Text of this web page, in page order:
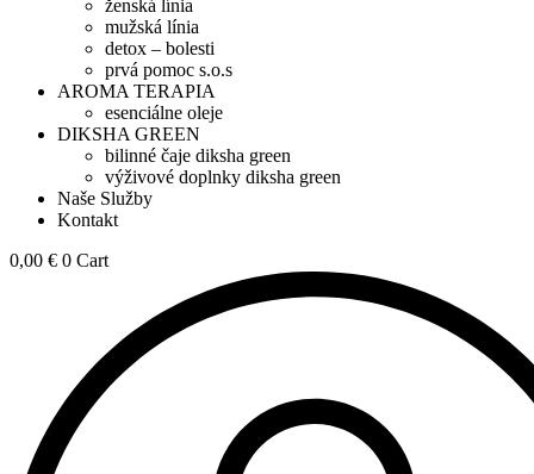
ženská línia
mužská línia
detox – bolesti
prvá pomoc s.o.s
AROMA TERAPIA
esenciálne oleje
DIKSHA GREEN
bilinné čaje diksha green
výživové doplnky diksha green
Naše Služby
Kontakt
0,00 € 0 Cart